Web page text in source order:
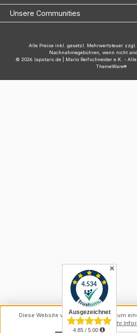
Unsere Communities
Alle Preise inkl. gesetzl. Mehrwertsteuer zzgl.
Nachnahmegebühren, wenn nicht
© 2026 lapstars.de | Mario Reifschneider e.K. - Alle
ThemeWare®
✕
Diese Website verwendet Cookies, um
können.Mehr